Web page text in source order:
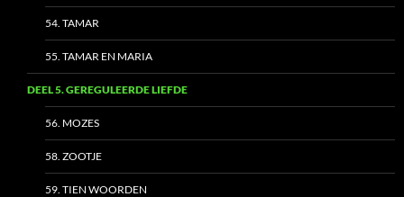
54. TAMAR
55. TAMAR EN MARIA
DEEL 5. GEREGULEERDE LIEFDE
56. MOZES
58. ZOOTJE
59. TIEN WOORDEN